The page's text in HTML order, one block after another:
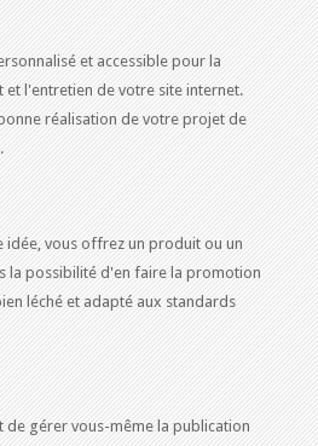
et accessible pour la
l'entretien de votre site internet.
réalisation de votre projet de
idée, vous offrez un produit ou un
la possibilité d'en faire la promotion
léché et adapté aux standards
de gérer vous-même la publication